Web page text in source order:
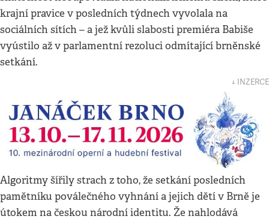
krajní pravice v posledních týdnech vyvolala na
sociálních sítích – a jež kvůli slabosti premiéra Babiše
vyústilo až v parlamentní rezoluci odmítající brněnské
setkání.
↓ INZERCE
Algoritmy šířily strach z toho, že setkání posledních
pamětníku poválečného vyhnání a jejich dětí v Brně je
útokem na českou národní identitu. Že nahlodává